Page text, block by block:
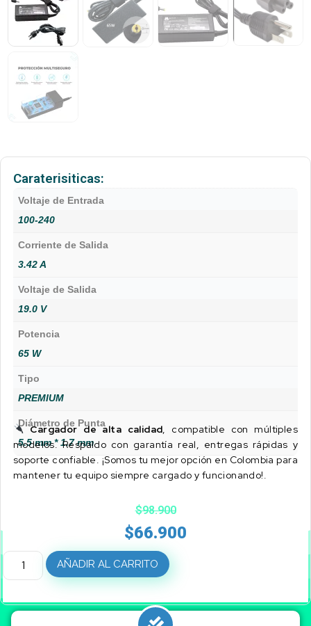
Caraterisiticas:
Voltaje de Entrada
100-240
Corriente de Salida
3.42 A
Voltaje de Salida
19.0 V
Potencia
65 W
Tipo
PREMIUM
Diámetro de Punta
5.5 mm * 1.7 mm
Cargador de alta calidad, compatible con múltiples
modelos. Respaldo con garantía real, entregas rápidas y
soporte confiable. ¡Somos tu mejor opción en Colombia para
mantener tu equipo siempre cargado y funcionando!.
$98.900
$66.900
AÑADIR AL CARRITO